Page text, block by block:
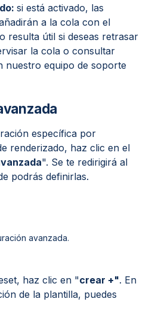
si está activado, las
a la cola con el
resulta útil si deseas retrasar
la cola o consultar
nuestro equipo de soporte
específica por
renderizado, haz clic en el
". Se te redirigirá al
podrás definirlas.
avanzada.
haz clic en "crear +". En
de la plantilla, puedes